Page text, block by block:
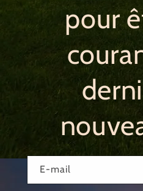
pour
E-mail